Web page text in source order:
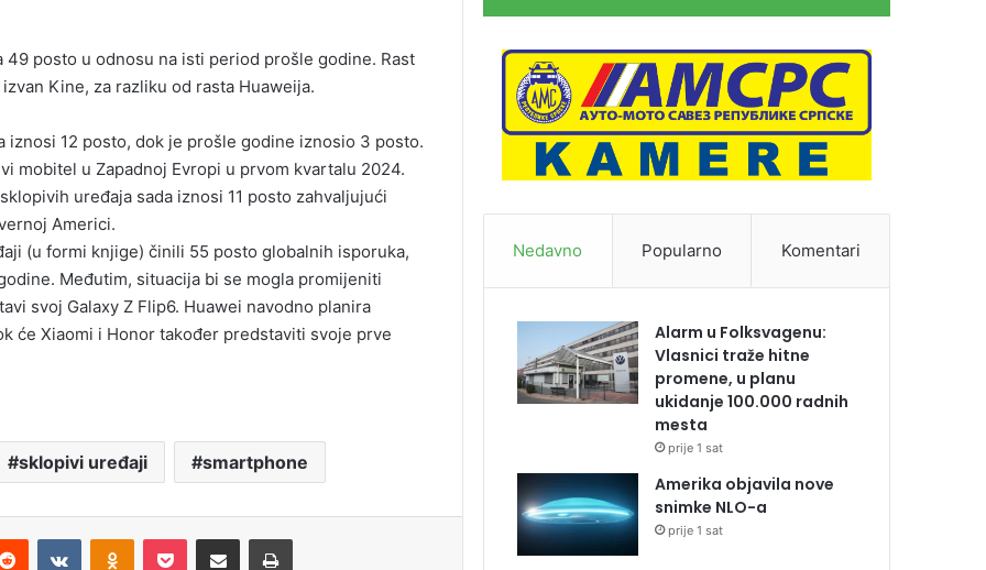
posto u odnosu na isti period prošle godine. Rast
Kine, za razliku od rasta Huaweija.
12 posto, dok je prošle godine iznosio 3 posto.
mobitel u Zapadnoj Evropi u prvom kvartalu 2024.
uređaja sada iznosi 11 posto zahvaljujući
Americi.
(u formi knjige) činili 55 posto globalnih isporuka,
Međutim, situacija bi se mogla promijeniti
svoj Galaxy Z Flip6. Huawei navodno planira
će Xiaomi i Honor također predstaviti svoje prve
sklopivi uređaji smartphone
Nedavno Popularno Komentari
Alarm u Folksvagenu:
Vlasnici traže hitne
promene, u planu
ukidanje 100.000 radnih
mesta
prije 1 sat
Amerika objavila nove
snimke NLO-a
prije 1 sat